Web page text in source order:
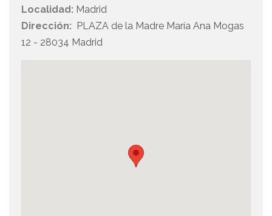
Localidad: Madrid
Dirección: PLAZA de la Madre María Ana Mogas
12 - 28034 Madrid